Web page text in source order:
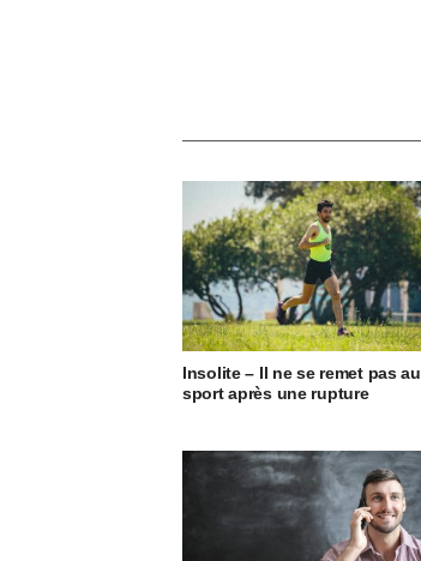
Insolite – Il ne se remet pas au
sport après une rupture